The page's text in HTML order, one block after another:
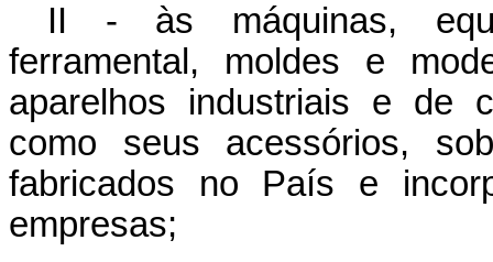
II - às máquinas,
ferramental, moldes e
aparelhos industriais e de
como seus acessórios,
fabricados no País e
empresas;